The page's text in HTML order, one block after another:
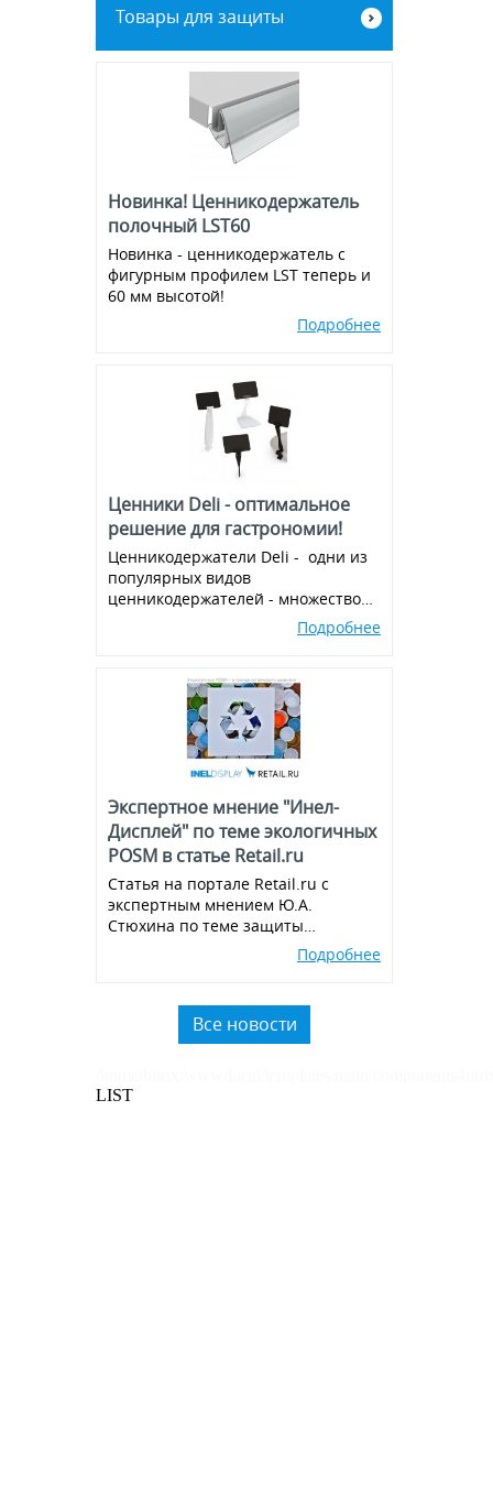
Металлическая фурнитура
Присоски
Ножки для воблеров
Пластиковые крючки на
эконом-панель и перфорацию
Рамы из алюминиевого клик-
Товары для защиты
Экраны для кассовой зоны
Новинка! Ценникодержатель
полочный LST60
Новинка - ценникодержатель с
фигурным профилем LST теперь и
60 мм высотой!
Подробнее
Ценники Deli - оптимальное
решение для гастрономии!
Ценникодержатели Deli - одни из
популярных видов
ценникодержателей - множество
вариантов и комбинаций, всегда в
Подробнее
Экспертное мнение "Инел-
Дисплей" по теме экологичных
POSM в статье Retail.ru
Статья на портале Retail.ru с
экспертным мнением Ю.А.
Стюхина по теме защиты
окружающей среды, производства
пластика.
Подробнее
Все новости
LIST